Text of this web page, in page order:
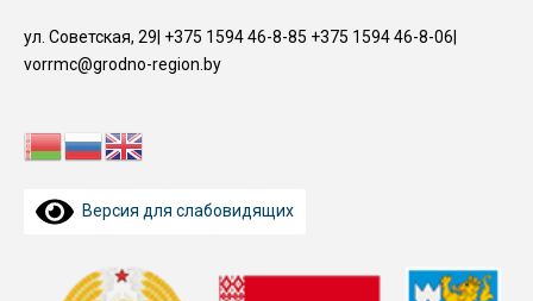
содержимому
ул. Советская, 29| +375 1594 46-8-85 +375 1594 46-8-06|
vorrmc@grodno-region.by
Версия для слабовидящих